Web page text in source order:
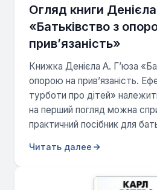
Огляд книги
«Батьківство з
прив’язаність»
Книжка Денієла А. Г’юза
опорою на прив’язаність.
турботи про дітей»
на перший погляд можна
практичний посібник для
Читать далее